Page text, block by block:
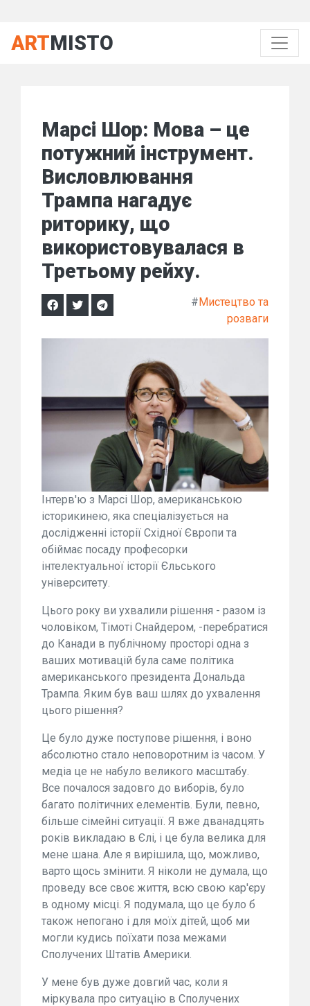
ARTMISTO
Марсі Шор: Мова – це
потужний інструмент.
Висловлювання
Трампа нагадує
риторику, що
використовувалася в
Третьому рейху.
#Мистецтво та
розваги
Інтерв'ю з Марсі Шор, американською
історикинею, яка спеціалізується на
дослідженні історії Східної Європи та
обіймає посаду професорки
інтелектуальної історії Єльського
університету.
Цього року ви ухвалили рішення - разом із
чоловіком, Тімоті Снайдером, -перебратися
до Канади в публічному просторі одна з
ваших мотивацій була саме політика
американського президента Дональда
Трампа. Яким був ваш шлях до ухвалення
цього рішення?
Це було дуже поступове рішення, і воно
абсолютно стало неповоротним із часом. У
медіа це не набуло великого масштабу.
Все почалося задовго до виборів, було
багато політичних елементів. Були, певно,
більше сімейні ситуації. Я вже дванадцять
років викладаю в Єлі, і це була велика для
мене шана. Але я вирішила, що, можливо,
варто щось змінити. Я ніколи не думала, що
проведу все своє життя, всю свою кар'єру
в одному місці. Я подумала, що це було б
також непогано і для моїх дітей, щоб ми
могли кудись поїхати поза межами
Сполучених Штатів Америки.
У мене був дуже довгий час, коли я
міркувала про ситуацію в Сполучених